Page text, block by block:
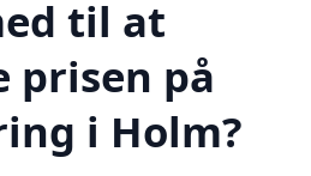
til at
prisen på
i Holm?